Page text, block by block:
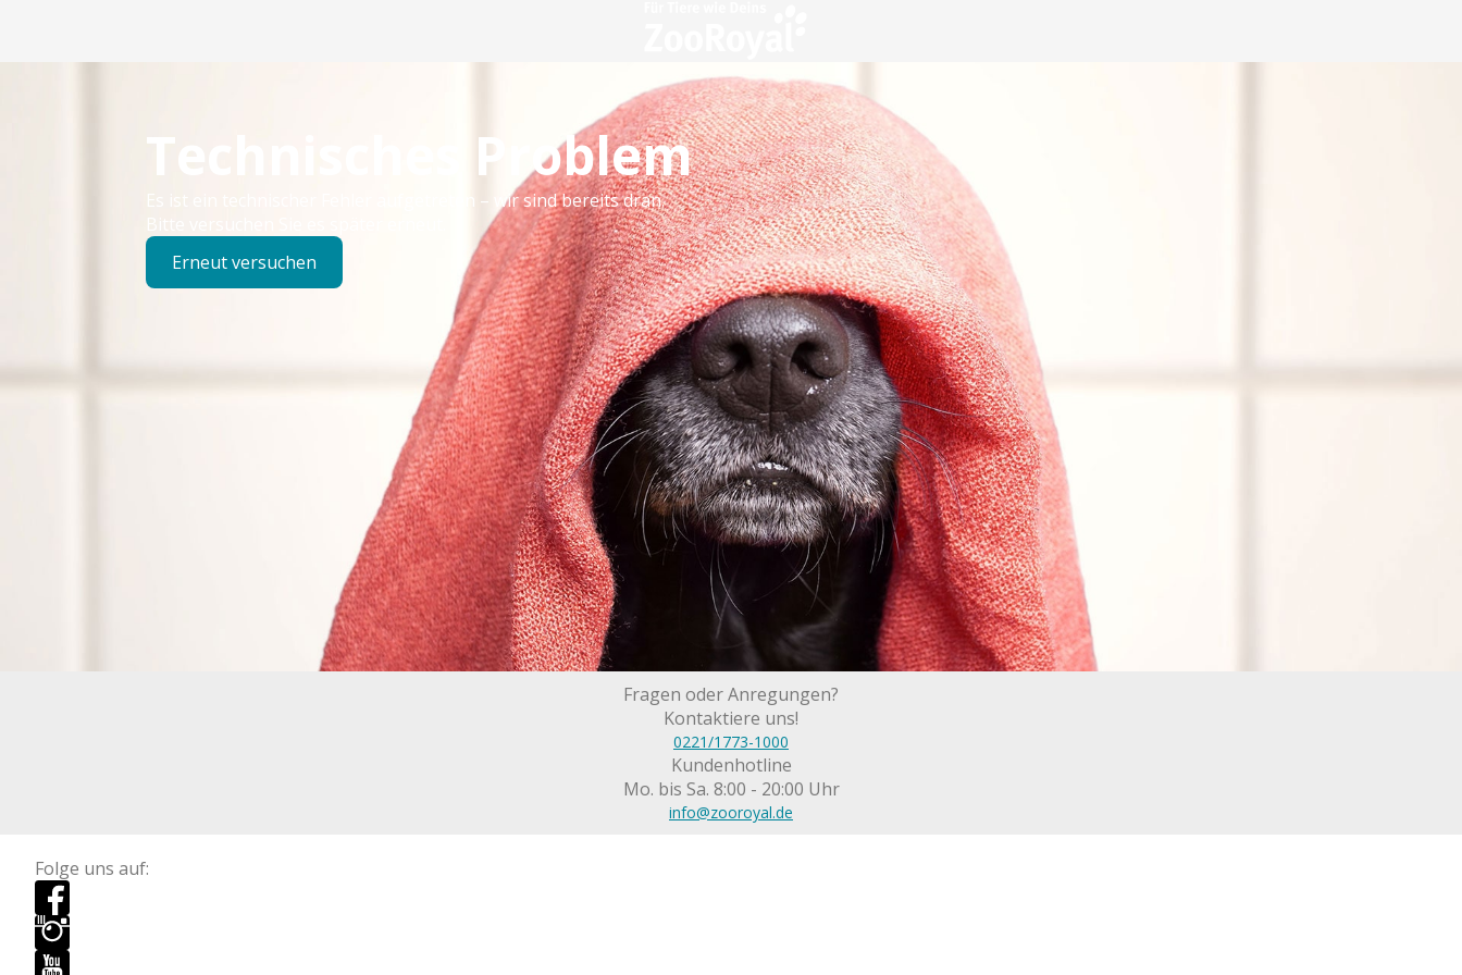
Technisches Problem
Es ist ein technischer Fehler aufgetreten – wir sind bereits dran.
Bitte versuchen Sie es später erneut.
Erneut versuchen
Fragen oder Anregungen?
Kontaktiere uns!
0221/1773-1000
Kundenhotline
Mo. bis Sa. 8:00 - 20:00 Uhr
info@zooroyal.de
Folge uns auf: